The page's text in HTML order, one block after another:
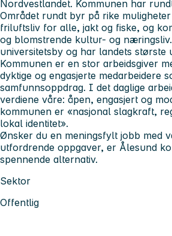
Nordvestlandet. Kommunen har
Området rundt byr på rike
friluftsliv for alle, jakt og fiske, og
og blomstrende kultur- og
universitetsby og har landets største
Kommunen er en stor arbeidsgiver
dyktige og engasjerte medarbeidere
samfunnsoppdrag. I det daglige
verdiene våre: åpen, engasjert og
kommunen er «nasjonal slagkraft,
lokal identitet».
Ønsker du en meningsfylt jobb med
utfordrende oppgaver, er Ålesund
spennende alternativ.
Sektor
Offentlig